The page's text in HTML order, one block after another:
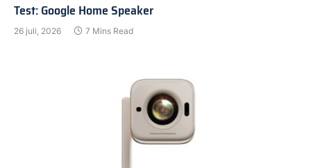
Test: Google Home Speaker
26 juli, 2026 7 Mins Read